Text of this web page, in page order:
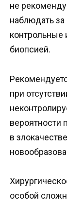
не
наблюдать
контрольные
биопсией.
при
вероятности
в
особой